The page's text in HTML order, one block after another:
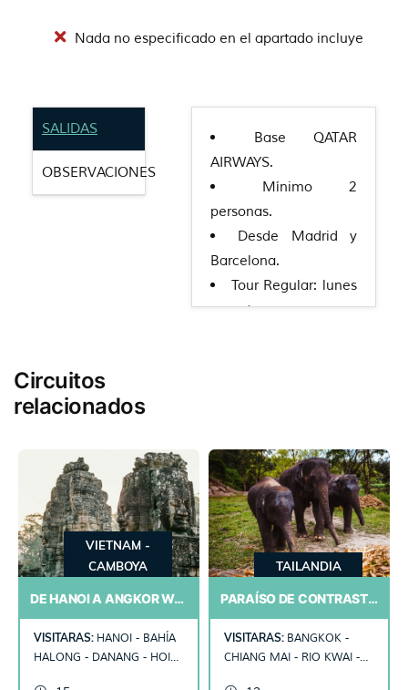
Nada no especificado en el apartado incluye
SALIDAS
OBSERVACIONES
Base QATAR
AIRWAYS.
Mínimo 2
personas.
Desde Madrid y
Barcelona.
Tour Regular: lunes
y martes.
ciudades de salida,
compañías y
suplementos aéreos
Circuitos
relacionados
VIETNAM -
CAMBOYA
DE HANOI A ANGKOR WAT
VISITARAS: HANOI - BAHÍA
HALONG - DANANG - HOI
TAILANDIA
PARAÍSO DE CONTRASTES
VISITARAS: BANGKOK -
CHIANG MAI - RIO KWAI -